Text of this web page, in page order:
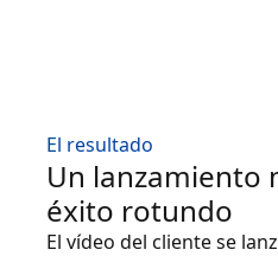
El resultado
Un lanzamiento
éxito rotundo
El vídeo del cliente se